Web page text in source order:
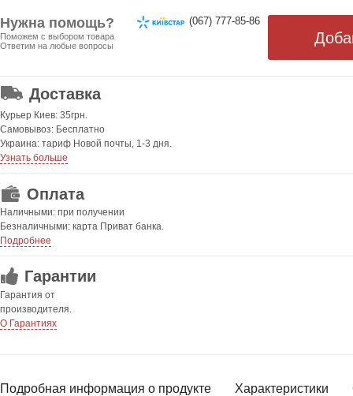
Нужна помощь?
Поможем с выбором товара
Ответим на любые вопросы
(067) 777-85-86
Доставка
Курьер Киев: 35грн.
Самовывоз: Бесплатно
Украина: тариф Новой почты, 1-3 дня.
Узнать больше
Оплата
Наличными: при получении
Безналичными: карта Приват банка.
Подробнее
Гарантии
Гарантия от
производителя.
О Гарантиях
Подробная информация о продукте Характеристики